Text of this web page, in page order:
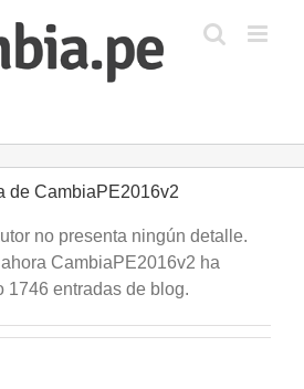
de CambiaPE2016v2
no presenta ningún detalle.
CambiaPE2016v2 ha
1746 entradas de blog.